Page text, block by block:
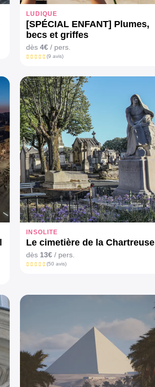
LUDIQUE
[SPÉCIAL ENFANT] Plumes,
becs et griffes
dès 4€ / pers.
(9 avis)
INSOLITE
Le cimetière de la Chartreuse
dès 13€ / pers.
(50 avis)